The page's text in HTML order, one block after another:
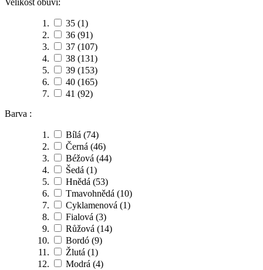
Velikost obuvi:
35 (1)
36 (91)
37 (107)
38 (131)
39 (153)
40 (165)
41 (92)
Barva :
Bílá (74)
Černá (46)
Béžová (44)
Šedá (1)
Hnědá (53)
Tmavohnědá (10)
Cyklamenová (1)
Fialová (3)
Růžová (14)
Bordó (9)
Žlutá (1)
Modrá (4)